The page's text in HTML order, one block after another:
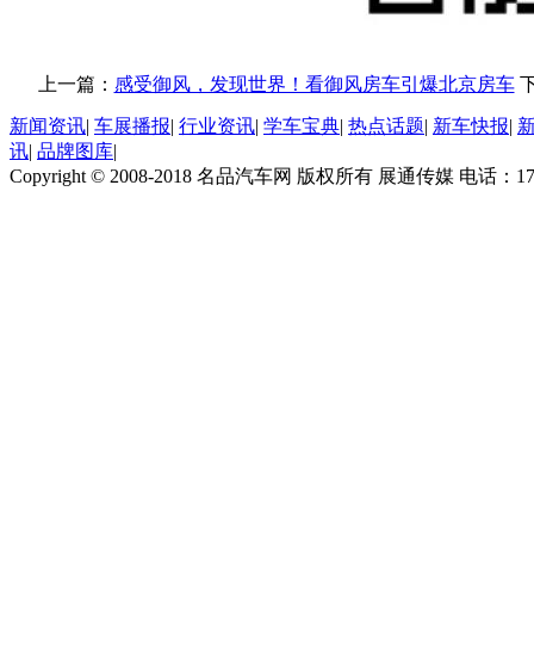
上一篇： 感受御风，发现世界！看御风房车引爆北京房车
新闻资讯| 车展播报| 行业资讯| 学车宝典| 热点话题| 新车快报|
讯| 品牌图库|
Copyright © 2008-2018 名品汽车网 版权所有 展通传媒 电话：